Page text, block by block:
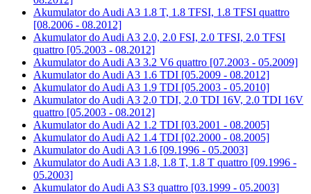
Akumulator do Audi A3 1.8 T, 1.8 TFSI, 1.8 TFSI quattro
[08.2006 - 08.2012]
Akumulator do Audi A3 2.0, 2.0 FSI, 2.0 TFSI, 2.0 TFSI
quattro [05.2003 - 08.2012]
Akumulator do Audi A3 3.2 V6 quattro [07.2003 - 05.2009]
Akumulator do Audi A3 1.6 TDI [05.2009 - 08.2012]
Akumulator do Audi A3 1.9 TDI [05.2003 - 05.2010]
Akumulator do Audi A3 2.0 TDI, 2.0 TDI 16V, 2.0 TDI 16V
quattro [05.2003 - 08.2012]
Akumulator do Audi A2 1.2 TDI [03.2001 - 08.2005]
Akumulator do Audi A2 1.4 TDI [02.2000 - 08.2005]
Akumulator do Audi A3 1.6 [09.1996 - 05.2003]
Akumulator do Audi A3 1.8, 1.8 T, 1.8 T quattro [09.1996 -
05.2003]
Akumulator do Audi A3 S3 quattro [03.1999 - 05.2003]